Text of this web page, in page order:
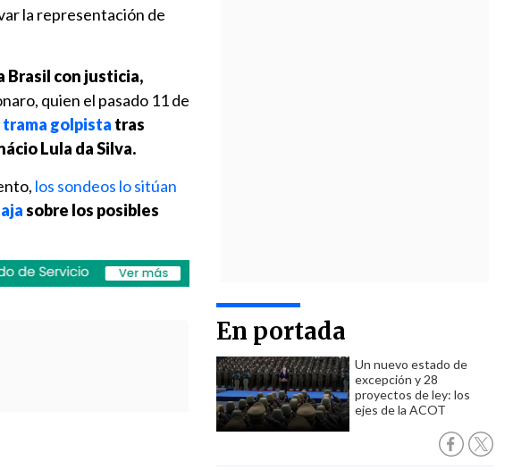
En portada
Un nuevo estado de
excepción y 28
proyectos de ley: los
ejes de la ACOT
la representación de
Brasil con justicia,
quien el pasado 11 de
golpista tras
Lula da Silva.
los sondeos lo sitúan
sobre los posibles